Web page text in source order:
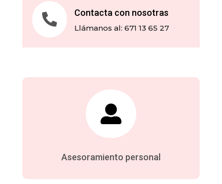
 Contacta con nosotras
Llámanos al: 671 13 65 27

Asesoramiento personal